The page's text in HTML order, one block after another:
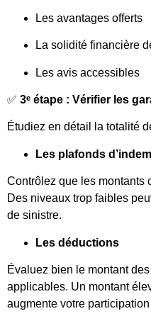
Les avantages offerts
La solidité financière
Les avis accessibles
✅ 3ᵉ étape : Vérifier les
Étudiez en détail la totalité
Les plafonds
Contrôlez que les montants
Des niveaux trop faibles
de sinistre.
Les déductions
Évaluez bien le montant
applicables. Un montant
augmente votre